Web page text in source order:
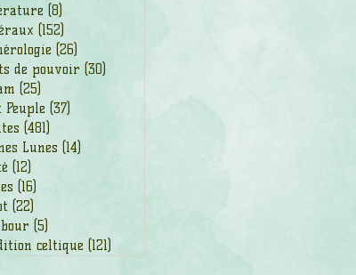
(8)
(152)
(26)
de pouvoir (30)
(25)
Peuple (37)
(481)
Lunes (14)
(12)
(16)
(22)
(5)
celtique (121)